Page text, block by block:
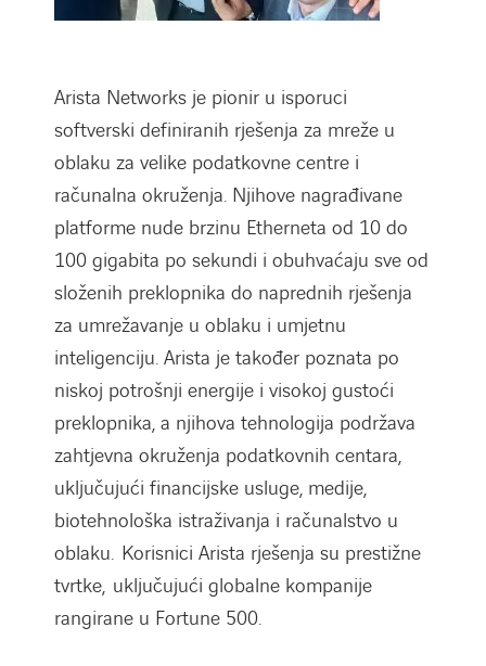
Arista Networks je pionir u isporuci
softverski definiranih rješenja za mreže u
oblaku za velike podatkovne centre i
računalna okruženja. Njihove nagrađivane
platforme nude brzinu Etherneta od 10 do
100 gigabita po sekundi i obuhvaćaju sve od
složenih preklopnika do naprednih rješenja
za umrežavanje u oblaku i umjetnu
inteligenciju. Arista je također poznata po
niskoj potrošnji energije i visokoj gustoći
preklopnika, a njihova tehnologija podržava
zahtjevna okruženja podatkovnih centara,
uključujući financijske usluge, medije,
biotehnološka istraživanja i računalstvo u
oblaku. Korisnici Arista rješenja su prestižne
tvrtke, uključujući globalne kompanije
rangirane u Fortune 500.